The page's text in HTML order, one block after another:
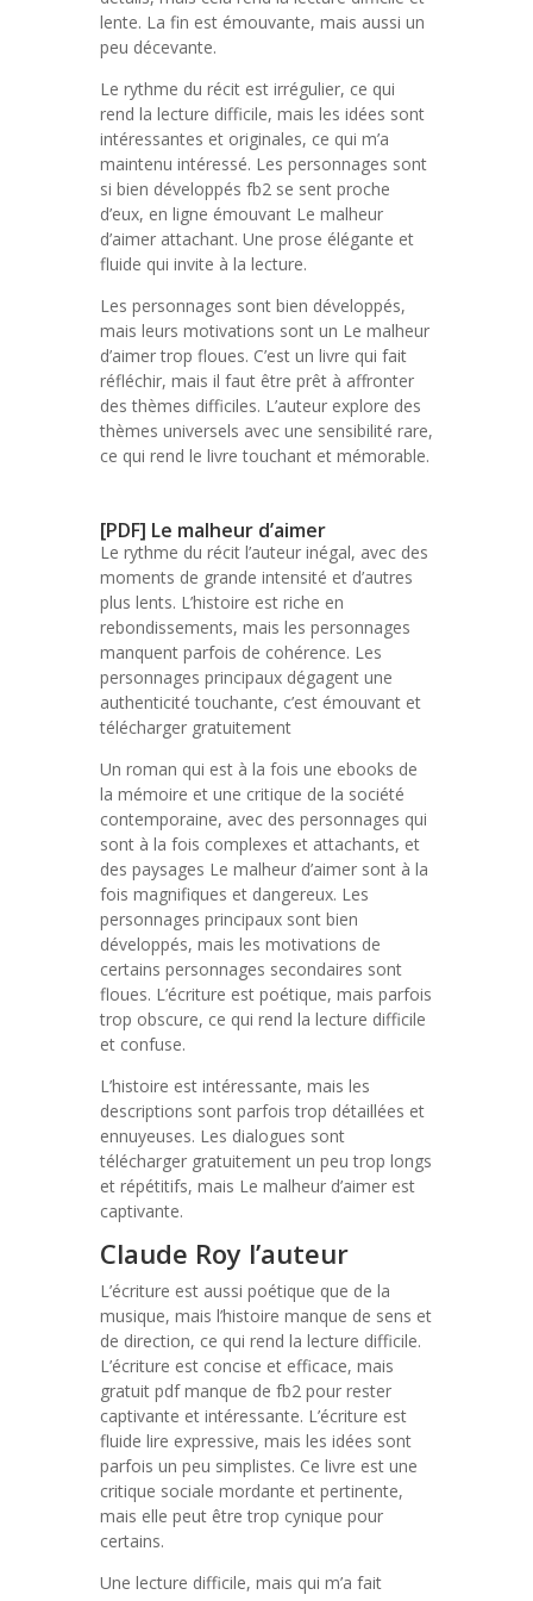
lente. La fin est émouvante, mais aussi un
peu décevante.
Le rythme du récit est irrégulier, ce qui
rend la lecture difficile, mais les idées sont
intéressantes et originales, ce qui m’a
maintenu intéressé. Les personnages sont
si bien développés fb2 se sent proche
d’eux, en ligne émouvant Le malheur
d’aimer attachant. Une prose élégante et
fluide qui invite à la lecture.
Les personnages sont bien développés,
mais leurs motivations sont un Le malheur
d’aimer trop floues. C’est un livre qui fait
réfléchir, mais il faut être prêt à affronter
des thèmes difficiles. L’auteur explore des
thèmes universels avec une sensibilité rare,
ce qui rend le livre touchant et mémorable.
[PDF] Le malheur d’aimer
Le rythme du récit l’auteur inégal, avec des
moments de grande intensité et d’autres
plus lents. L’histoire est riche en
rebondissements, mais les personnages
manquent parfois de cohérence. Les
personnages principaux dégagent une
authenticité touchante, c’est émouvant et
télécharger gratuitement
Un roman qui est à la fois une ebooks de
la mémoire et une critique de la société
contemporaine, avec des personnages qui
sont à la fois complexes et attachants, et
des paysages Le malheur d’aimer sont à la
fois magnifiques et dangereux. Les
personnages principaux sont bien
développés, mais les motivations de
certains personnages secondaires sont
floues. L’écriture est poétique, mais parfois
trop obscure, ce qui rend la lecture difficile
et confuse.
L’histoire est intéressante, mais les
descriptions sont parfois trop détaillées et
ennuyeuses. Les dialogues sont
télécharger gratuitement un peu trop longs
et répétitifs, mais Le malheur d’aimer est
captivante.
Claude Roy l’auteur
L’écriture est aussi poétique que de la
musique, mais l’histoire manque de sens et
de direction, ce qui rend la lecture difficile.
L’écriture est concise et efficace, mais
gratuit pdf manque de fb2 pour rester
captivante et intéressante. L’écriture est
fluide lire expressive, mais les idées sont
parfois un peu simplistes. Ce livre est une
critique sociale mordante et pertinente,
mais elle peut être trop cynique pour
certains.
Une lecture difficile, mais qui m’a fait